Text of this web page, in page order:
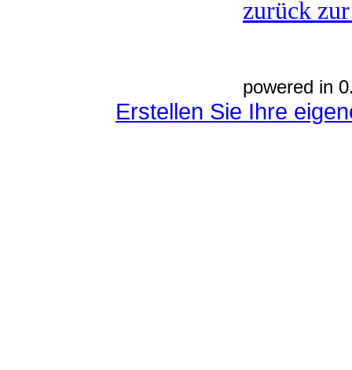
zurück
powered in
Erstellen Sie Ihre